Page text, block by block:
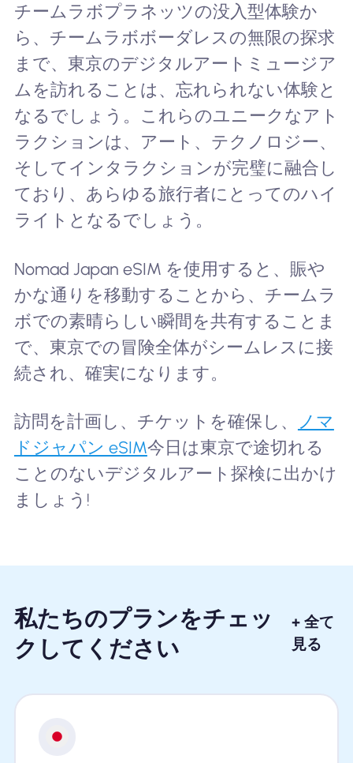
チームラボプラネッツの没入型体験か
ら、チームラボボーダレスの無限の探求
まで、東京のデジタルアートミュージア
ムを訪れることは、忘れられない体験と
なるでしょう。これらのユニークなアト
ラクションは、アート、テクノロジー、
そしてインタラクションが完璧に融合し
ており、あらゆる旅行者にとってのハイ
ライトとなるでしょう。
Nomad Japan eSIM を使用すると、賑や
かな通りを移動することから、チームラ
ボでの素晴らしい瞬間を共有することま
で、東京での冒険全体がシームレスに接
続され、確実になります。
訪問を計画し、チケットを確保し、
ノマ
ドジャパン eSIM今日は東京で途切れる
ことのないデジタルアート探検に出かけ
ましょう!
私たちのプランをチェッ
クしてください
+ 全て
見る